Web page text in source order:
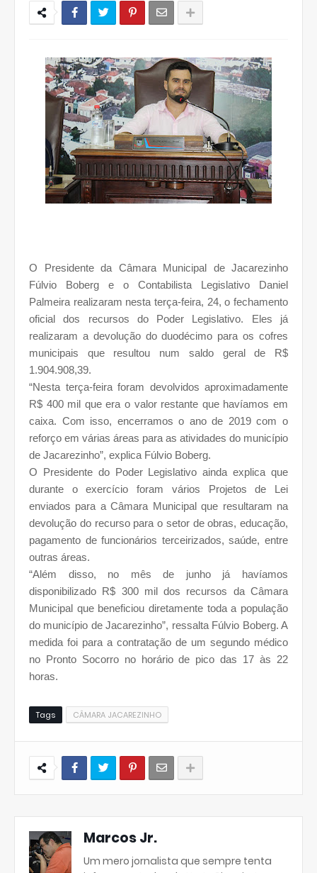
O Presidente da Câmara Municipal de Jacarezinho
Fúlvio Boberg e o Contabilista Legislativo Daniel
Palmeira realizaram nesta terça-feira, 24, o fechamento
oficial dos recursos do Poder Legislativo. Eles já
realizaram a devolução do duodécimo para os cofres
municipais que resultou num saldo geral de R$
1.904.908,39.
“Nesta terça-feira foram devolvidos aproximadamente
R$ 400 mil que era o valor restante que havíamos em
caixa. Com isso, encerramos o ano de 2019 com o
reforço em várias áreas para as atividades do município
de Jacarezinho”, explica Fúlvio Boberg.
O Presidente do Poder Legislativo ainda explica que
durante o exercício foram vários Projetos de Lei
enviados para a Câmara Municipal que resultaram na
devolução do recurso para o setor de obras, educação,
pagamento de funcionários terceirizados, saúde, entre
outras áreas.
“Além disso, no mês de junho já havíamos
disponibilizado R$ 300 mil dos recursos da Câmara
Municipal que beneficiou diretamente toda a população
do município de Jacarezinho”, ressalta Fúlvio Boberg. A
medida foi para a contratação de um segundo médico
no Pronto Socorro no horário de pico das 17 às 22
horas.
Tags CÂMARA JACAREZINHO
Marcos Jr.
Um mero jornalista que sempre tenta